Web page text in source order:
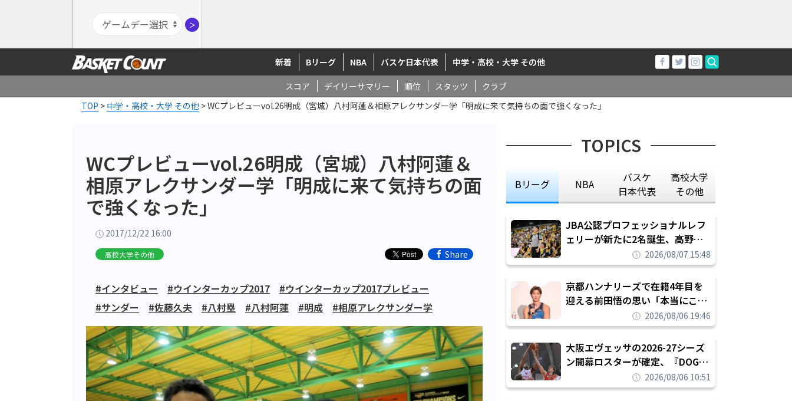
＞
新着 Bリーグ NBA バスケ日本代表 中学・高校・大学 その他
スコア デイリーサマリー 順位 スタッツ
クラブ
TOP > 中学・高校・大学 その他 >WCプレビューvol.26明成（宮城）八村阿蓮＆相原アレクサンダー学「明成に来て気持ちの面で強くなった」
WCプレビューvol.26明成（宮城）八村阿蓮＆
相原アレクサンダー学「明成に来て気持ちの面
で強くなった」
2017/12/22 16:00
高校大学その他 Share
#インタビュー #ウインターカップ2017
#ウインターカップ2017プレビュー
#サンダー
#佐藤久夫 #八村塁 #八村阿蓮 #明成 #相原アレクサンダー学
TOPICS
Bリーグ NBA
バスケ
日本代表
高校大学
その他
JBA公認プロフェッショナルレフ
ェリーが新たに2名誕生、高野晃
平は16年間続けた会社員生活に別
れを告げてプロ転向を決断
2026/08/07 15:48
京都ハンナリーズで在籍4年目を
迎える前田悟の思い「本当にこの
チームで勝ちたい、負けたまま舐
められたまま終わりたくない」
2026/08/06 19:46
大阪エヴェッサの2026-27シーズ
ン開幕ロスターが確定、『DOG
FIGHT』のチームカルチャーを推
し進めて結果を求めるシーズンへ
2026/08/06 10:51